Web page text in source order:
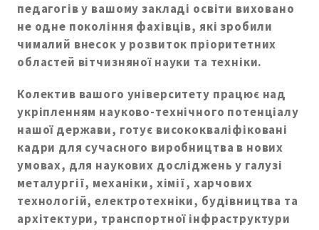
педагогів у вашому закладі освіти виховано
не одне покоління фахівців, які зробили
чималий внесок у розвиток пріоритетних
областей вітчизняної науки та техніки.
Колектив вашого університету працює над
укріпленням науково-технічного потенціалу
нашої держави, готує висококваліфіковані
кадри для сучасного виробництва в нових
умовах, для наукових досліджень у галузі
металургії, механіки, хімії, харчових
технологій, електротехніки, будівництва та
архітектури, транспортної інфраструктури